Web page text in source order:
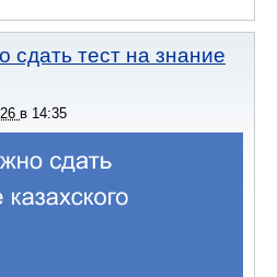
сдать тест на знание
в 14:35